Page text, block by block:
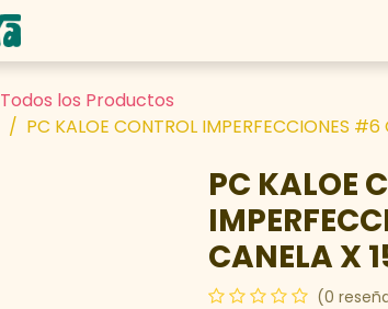
Todos los Productos
PC KALOE CONTROL IMPERFECCIONES #6
PC KALOE
CANELA X
(0